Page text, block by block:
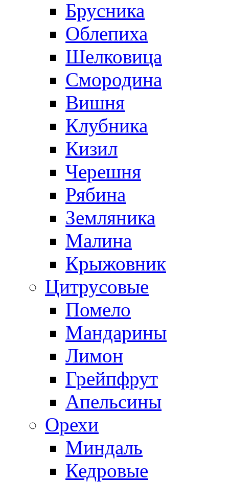
Брусника
Облепиха
Шелковица
Смородина
Вишня
Клубника
Кизил
Черешня
Рябина
Земляника
Малина
Крыжовник
Цитрусовые
Помело
Мандарины
Лимон
Грейпфрут
Апельсины
Орехи
Миндаль
Кедровые